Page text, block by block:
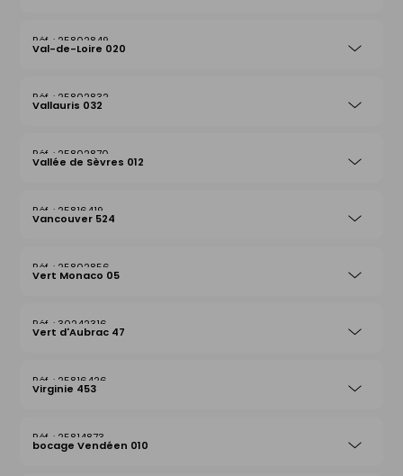
25802849
Val-de-Loire 020
25802832
Vallauris 032
25802870
Vallée de Sèvres 012
25816419
Vancouver 524
25802856
Vert Monaco 05
30242316
Vert d'Aubrac 47
25816426
Virginie 453
25814873
bocage Vendéen 010